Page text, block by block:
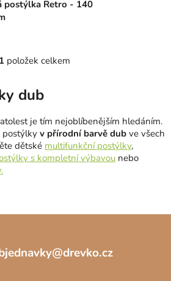
postýlka Retro - 140
O
l
d
a
c
í
k
ý
1položek celkem
dub
je tím nejoblíbenějším hledáním.
postýlky v přírodní barvě dub ve všech
dětské multifunkční postýlky,
s kompletní výbavou nebo
@drevko.cz